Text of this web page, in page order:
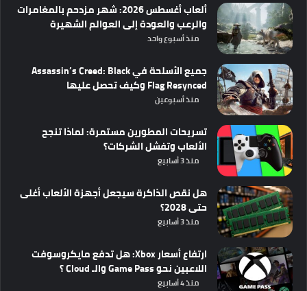
ألعاب أغسطس 2026: شهر مزدحم بالمغامرات
والرعب والعودة إلى العوالم الشهيرة
منذ أسبوع واحد
جميع الأسلحة في Assassin’s Creed: Black
Flag Resynced وكيف تحصل عليها
منذ أسبوعين
تسريحات المطورين مستمرة: لماذا تنجح
الألعاب وتفشل الشركات؟
منذ 3 أسابيع
هل نقص الذاكرة سيجعل أجهزة الألعاب أغلى
حتى 2028؟
منذ 3 أسابيع
ارتفاع أسعار Xbox: هل تدفع مايكروسوفت
اللاعبين نحو Game Pass والـ Cloud ؟
منذ 4 أسابيع